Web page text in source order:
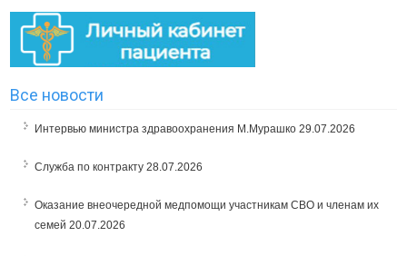
Все новости
Интервью министра здравоохранения М.Мурашко 29.07.2026
Служба по контракту 28.07.2026
Оказание внеочередной медпомощи участникам СВО и членам их
семей 20.07.2026